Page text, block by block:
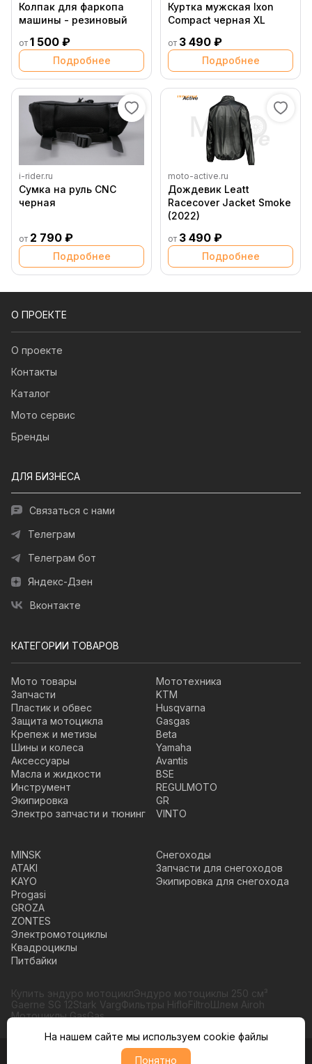
Колпак для фаркопа
машины - резиновый
от 1 500 ₽
Подробнее
Куртка мужская Ixon
Compact черная XL
от 3 490 ₽
Подробнее
i-rider.ru
Сумка на руль CNC
черная
от 2 790 ₽
Подробнее
moto-active.ru
Дождевик Leatt
Racecover Jacket Smoke
(2022)
от 3 490 ₽
Подробнее
О ПРОЕКТЕ
О проекте
Контакты
Каталог
Мото сервис
Бренды
ДЛЯ БИЗНЕСА
Связаться с нами
Телеграм
Телеграм бот
Яндекс-Дзен
Вконтакте
КАТЕГОРИИ ТОВАРОВ
Мото товары
Запчасти
Пластик и обвес
Защита мотоцикла
Крепеж и метизы
Шины и колеса
Аксессуары
Масла и жидкости
Инструмент
Экипировка
Электро запчасти и тюнинг
Мототехника
KTM
Husqvarna
Gasgas
Beta
Yamaha
Avantis
BSE
REGULMOTO
GR
VINTO
MINSK
ATAKI
KAYO
Progasi
GROZA
ZONTES
Электромотоциклы
Квадроциклы
Питбайки
Снегоходы
Запчасти для снегоходов
Экипировка для снегохода
Купить эндуро мотоциклЭндуро мотоциклы 250 см³
Gaerne SG 12Stark VargФильтры HifloFiltroШлем Airoh
Мотоциклы GasGas
© Moto365, Все права защищены
На нашем сайте мы используем cookie файлы
Понятно